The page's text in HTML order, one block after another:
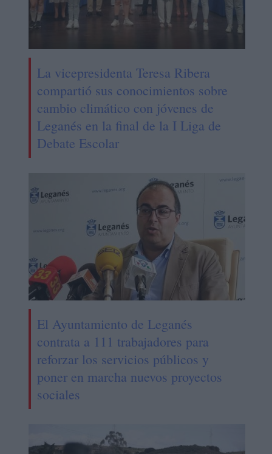
La vicepresidenta Teresa Ribera
compartió sus conocimientos sobre
cambio climático con jóvenes de
Leganés en la final de la I Liga de
Debate Escolar
El Ayuntamiento de Leganés
contrata a 111 trabajadores para
reforzar los servicios públicos y
poner en marcha nuevos proyectos
sociales